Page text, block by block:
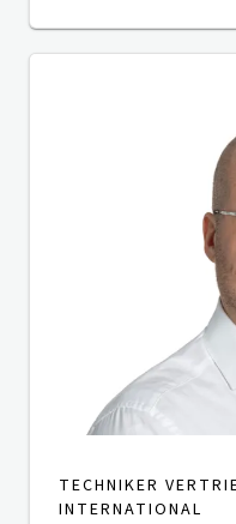
TECHNIKER
INTERNATIONAL